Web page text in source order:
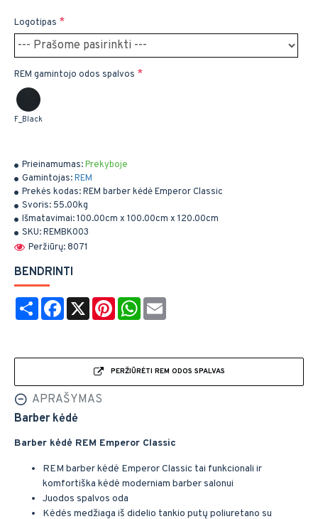
Prieinamumas:Prekyboje
Gamintojas:REM
Prekės kodas:REM barber kėdė Emperor Classic
Svoris: 55.00kg
Išmatavimai:100.00cm x 100.00cm x 120.00cm
SKU:REMBK003
Peržiūrų: 8071
Logotipas
REM gamintojo odos spalvos
F_Black
BENDRINTI
Share Facebook
X PinterestWhatsApp
PERŽIŪRĖTI REM ODOS SPALVAS
APRAŠYMAS
Barber kėdė
Barber kėdė REM Emperor Classic
REM barber kėdė Emperor Classic tai funkcionali ir
komfortiška kėdė moderniam barber salonui
Juodos spalvos oda
Kėdės medžiaga iš didelio tankio putų poliuretano su